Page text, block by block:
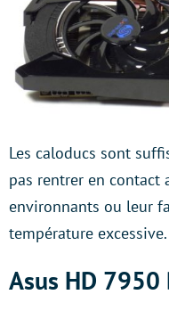
Les caloducs sont
pas rentrer en contact
environnants ou leur
température excessive.
Asus HD 7950